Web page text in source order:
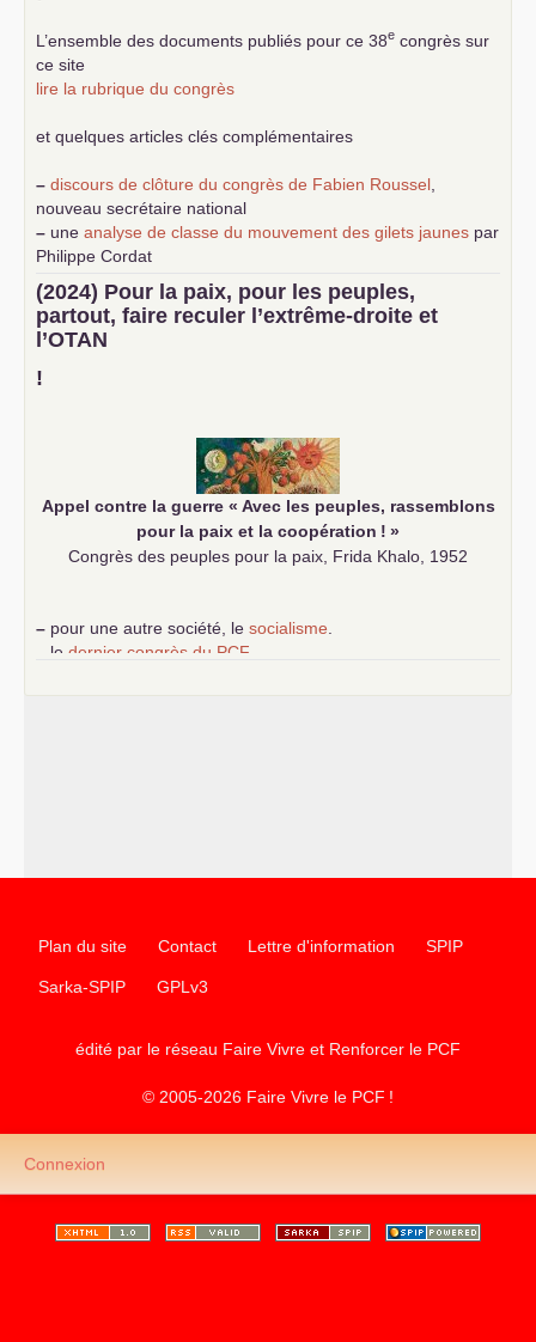
L’ensemble des documents publiés pour ce 38e congrès sur
ce site
lire la rubrique du congrès
et quelques articles clés complémentaires
– discours de clôture du congrès de Fabien Roussel
nouveau secrétaire national
– une analyse de classe du mouvement des gilets jaunes par
Philippe Cordat
–
un texte de Jean-Claude Delaunay
le marxisme est la
science sociale de notre temps
–un appel proposé aux partis communistes et ouvrier
d’Europe
–
(2024) Pour la paix, pour les peuples,
partout, faire reculer l’extrême-droite et
l’OTAN
!
Appel contre la guerre « Avec les peuples, rassemblons
pour la paix et la coopération ! »
Congrès des peuples pour la paix, Frida Khalo, 1952
– pour une autre société, le socialisme
le dernier congrès du PCF
Plan du site Contact Lettre d'information SPIP
Sarka-SPIP GPLv3
édité par le réseau Faire Vivre et Renforcer le PCF
© 2005-2026 Faire Vivre le PCF !
Connexion